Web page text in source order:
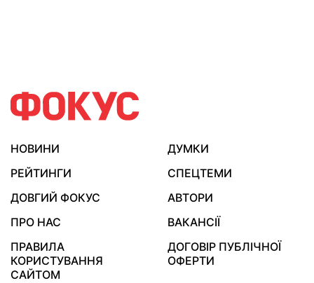
НОВИНИ
ДУМКИ
РЕЙТИНГИ
СПЕЦТЕМИ
ДОВГИЙ ФОКУС
АВТОРИ
ПРО НАС
ВАКАНСІЇ
ПРАВИЛА
КОРИСТУВАННЯ
САЙТОМ
ДОГОВІР ПУБЛІЧНОЇ
ОФЕРТИ